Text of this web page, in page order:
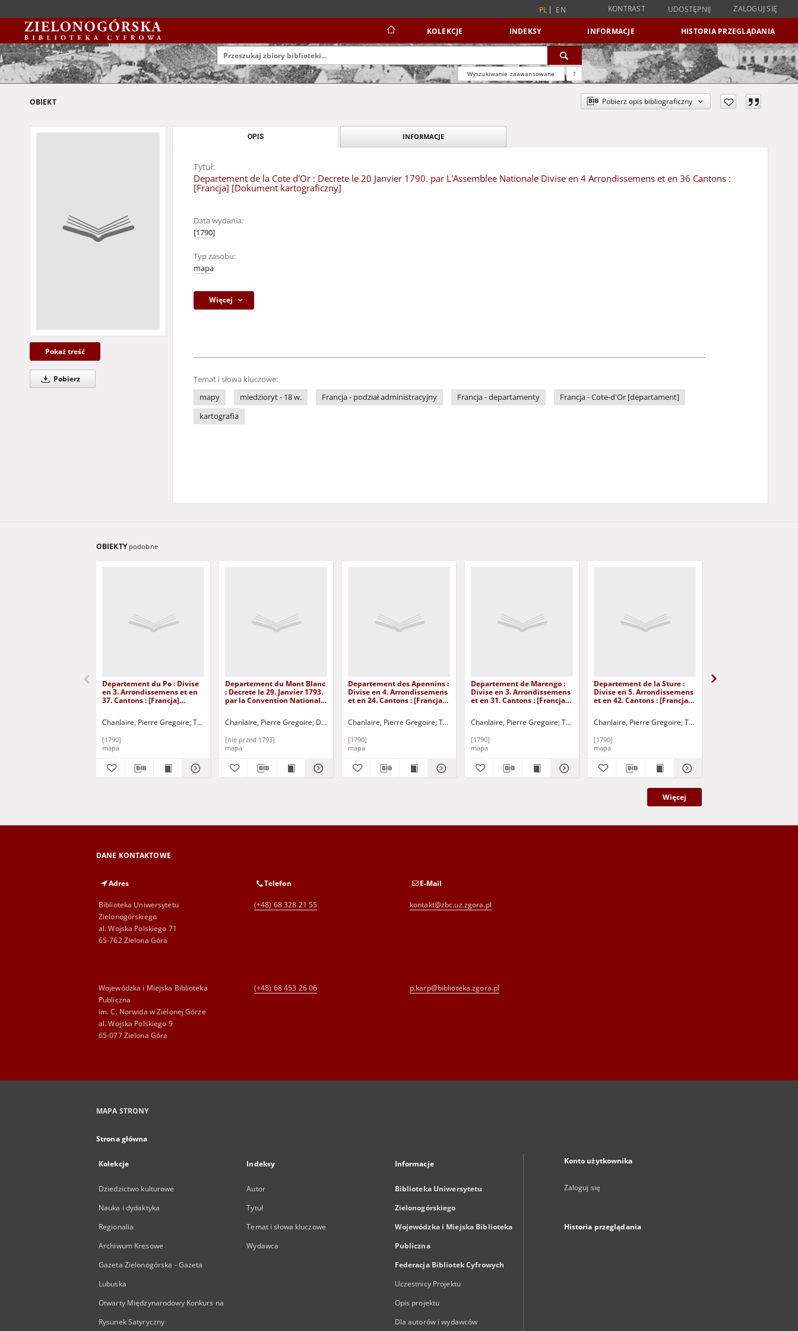
PL EN KONTRAST UDOSTĘPNIJ ZALOGUJ SIĘ
KOLEKCJE INDEKSY INFORMACJE HISTORIA PRZEGLĄDANIA
Wyszukiwanie zaawansowane ?
OBIEKT Pobierz opis bibliograficzny
Pokaż treść
Pobierz
OPIS INFORMACJE
Tytuł:
Departement de la Cote d'Or : Decrete le 20 Janvier 1790. par L'Assemblee Nationale Divise en 4 Arrondissemens et en 36 Cantons :
[Francja] [Dokument kartograficzny]
Data wydania:
[1790]
Typ zasobu:
mapa
Więcej
Temat i słowa kluczowe:
mapy
miedzioryt - 18 w. Francja - podział administracyjny Francja - departamenty
Francja - Cote-d'Or [departament]
kartografia
OBIEKTY podobne
Departement du Po : Divise
en 3. Arrondissemens et en
37. Cantons : [Francja]
Chanlaire, Pierre Gregoire Tardieu, P. A. F.
[1790]
mapa
Departement du Mont Blanc
: Decrete le 29. Janvier 1793.
par la Convention Nationale
Departement du Leman :
et 23. Cantons : [Francja]
[Dokument kartograficzny]
Chanlaire, Pierre Gregoire D'Houdan
[nie przed 1793]
mapa
Departement des Apennins :
Divise en 4. Arrondissemens
et en 24. Cantons : [Francja]
Chanlaire, Pierre Gregoire Tardieu, P. A. F.
[1790]
mapa
Departement de Marengo :
Divise en 3. Arrondissemens
et en 31. Cantons : [Francja]
Chanlaire, Pierre Gregoire Tardieu, P. A. F.
[1790]
mapa
Departement de la Sture :
Divise en 5. Arrondissemens
et en 42. Cantons : [Francja]
Chanlaire, Pierre Gregoire Tardieu, P. A. F.
[1790]
mapa
Więcej
DANE KONTAKTOWE
Adres
Biblioteka Uniwersytetu
Zielonogórskiego
al. Wojska Polskiego 71
65-762 Zielona Góra
Telefon
(+48) 68 328 21 55
E-Mail
kontakt@zbc.uz.zgora.pl
Wojewódzka i Miejska Biblioteka
Publiczna
im. C. Norwida w Zielonej Górze
al. Wojska Polskiego 9
65-077 Zielona Góra
(+48) 68 453 26 06 p.karp@biblioteka.zgora.pl
MAPA STRONY
Strona główna
Kolekcje
Dziedzictwo kulturowe
Nauka i dydaktyka
Regionalia
Archiwum Kresowe
Gazeta Zielonogórska - Gazeta
Lubuska
Otwarty Międzynarodowy Konkurs na
Rysunek Satyryczny
Indeksy
Autor
Tytuł
Temat i słowa kluczowe
Wydawca
Informacje
Biblioteka Uniwersytetu
Zielonogórskiego
Wojewódzka i Miejska Biblioteka
Publiczna
Federacja Bibliotek Cyfrowych
Uczestnicy Projektu
Opis projektu
Dla autorów i wydawców
Konto użytkownika
Zaloguj się
Historia przeglądania